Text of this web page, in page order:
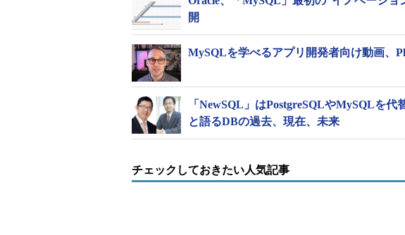
開
MySQLを学べるアプリ開発者向け動画、
「NewSQL」はPostgreSQLやMySQLを
と語るDBの過去、現在、未来
チェックしておきたい人気記事